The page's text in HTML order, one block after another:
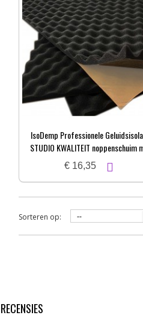
IsoDemp Professionele
STUDIO KWALITEIT noppenschuim
zelfkl. laag | 3x50x100cm
€ 16,35
Sorteren op: --
RECENSIES